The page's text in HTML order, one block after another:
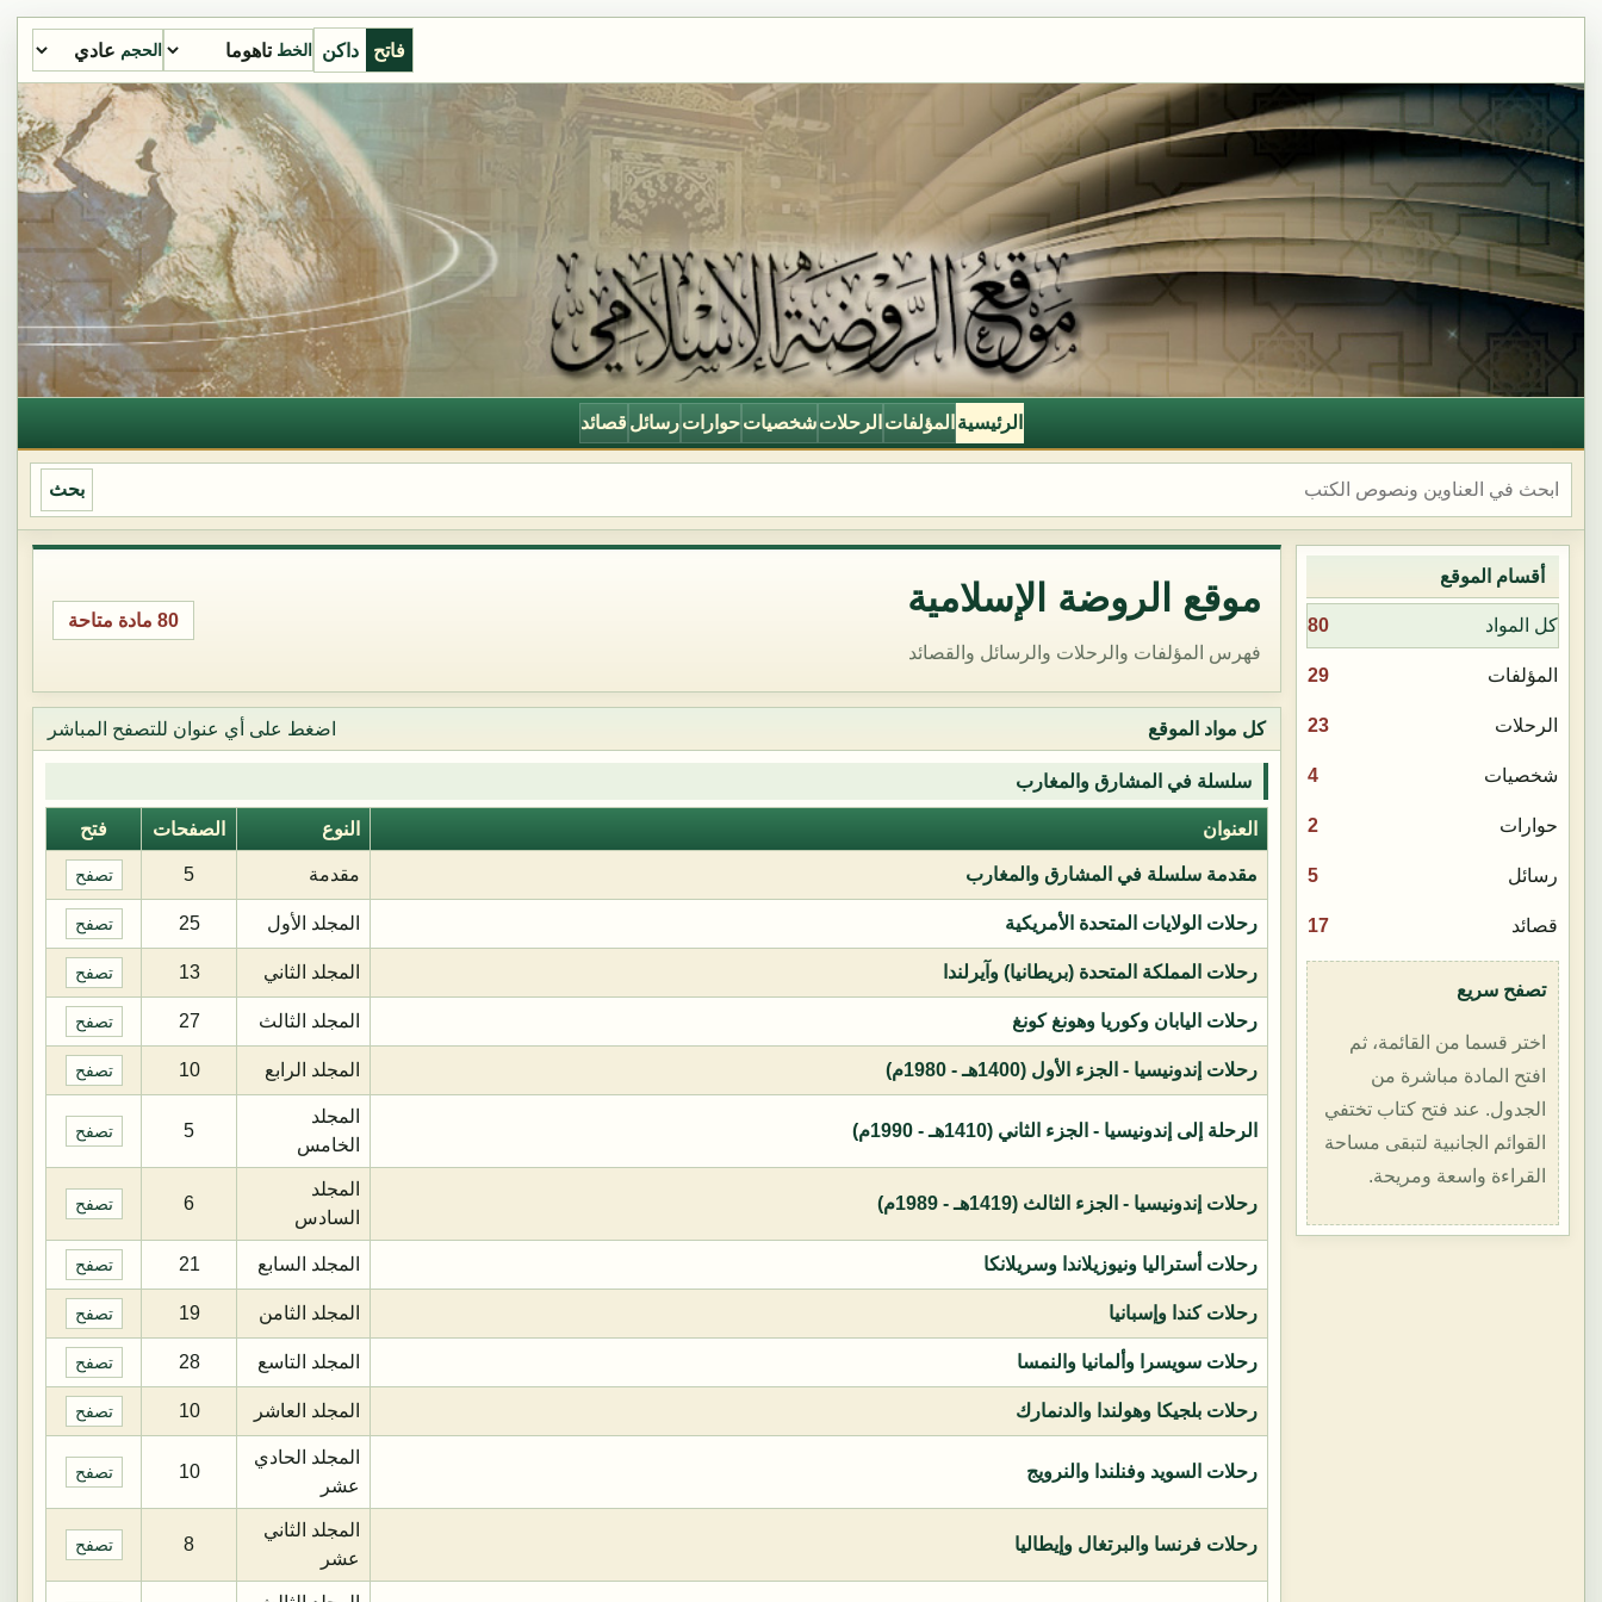
فاتح داكن الخط الحجم
الرئيسية المؤلفات الرحلات شخصيات حوارات رسائل قصائد
بحث
أقسام الموقع
كل المواد 80
المؤلفات 29
الرحلات 23
شخصيات 4
حوارات 2
رسائل 5
قصائد 17
تصفح سريع
اختر قسما من القائمة، ثم
افتح المادة مباشرة من
الجدول. عند فتح كتاب تختفي
القوائم الجانبية لتبقى مساحة
القراءة واسعة ومريحة.
موقع الروضة الإسلامية
فهرس المؤلفات والرحلات والرسائل والقصائد
80 مادة متاحة
كل مواد الموقع اضغط على أي عنوان للتصفح المباشر
سلسلة في المشارق والمغارب
العنوان النوع الصفحات فتح
مقدمة سلسلة في المشارق والمغارب مقدمة 5 تصفح
رحلات الولايات المتحدة الأمريكية المجلد الأول 25 تصفح
رحلات المملكة المتحدة (بريطانيا) وآيرلندا المجلد الثاني 13 تصفح
رحلات اليابان وكوريا وهونغ كونغ المجلد الثالث 27 تصفح
رحلات إندونيسيا - الجزء الأول (1400هـ - 1980م) المجلد الرابع 10 تصفح
الرحلة إلى إندونيسيا - الجزء الثاني (1410هـ - 1990م)
المجلد
الخامس
5 تصفح
رحلات إندونيسيا - الجزء الثالث (1419هـ - 1989م)
المجلد
السادس
6 تصفح
رحلات أستراليا ونيوزيلاندا وسريلانكا المجلد السابع 21 تصفح
رحلات كندا وإسبانيا المجلد الثامن 19 تصفح
رحلات سويسرا وألمانيا والنمسا المجلد التاسع 28 تصفح
رحلات بلجيكا وهولندا والدنمارك المجلد العاشر 10 تصفح
رحلات السويد وفنلندا والنرويج
المجلد الحادي
عشر
10 تصفح
رحلات فرنسا والبرتغال وإيطاليا
المجلد الثاني
عشر
8 تصفح